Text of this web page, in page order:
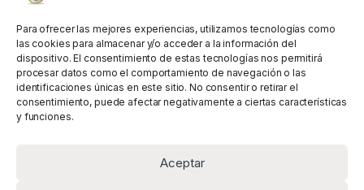
Para ofrecer las mejores experiencias, utilizamos tecnologías como
las cookies para almacenar y/o acceder a la información del
dispositivo. El consentimiento de estas tecnologías nos permitirá
procesar datos como el comportamiento de navegación o las
identificaciones únicas en este sitio. No consentir o retirar el
consentimiento, puede afectar negativamente a ciertas características
y funciones.
Aceptar